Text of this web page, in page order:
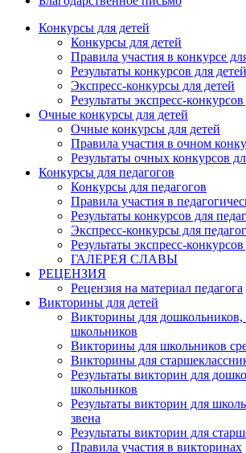
Конкурсы для детей
Конкурсы для детей
Правила участия в конкурсе
Результаты конкурсов для детей
Экспресс-конкурсы для детей
Результаты экспресс-
Очные конкурсы для детей
Очные конкурсы для детей
Правила участия в очном
Результаты очных конкурсов
Конкурсы для педагогов
Конкурсы для педагогов
Правила участия в
Результаты конкурсов для
Экспресс-конкурсы для
Результаты экспресс-
ГАЛЕРЕЯ СЛАВЫ
РЕЦЕНЗИЯ
Рецензия на материал педагога
Викторины для детей
Викторины для
школьников
Викторины для школьников
Викторины для
Результаты викторин для
школьников
Результаты викторин для
звена
Результаты викторин для
Правила участия в викторинах
Анонсы
Подпишитесь на анонсы